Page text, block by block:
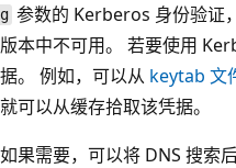
g参数的 Kerberos 身份验证
版本中不可用。 若要使用
据。 例如，可以从 keytab 文
就可以从缓存拾取该凭据。
如果需要，可以将 DNS 搜索